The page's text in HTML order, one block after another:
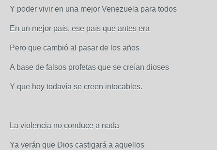
Y poder vivir en una mejor Venezuela para todos
En un mejor país, ese país que antes era
Pero que cambió al pasar de los años
A base de falsos profetas que se creían dioses
Y que hoy todavía se creen intocables.
La violencia no conduce a nada
Ya verán que Dios castigará a aquellos